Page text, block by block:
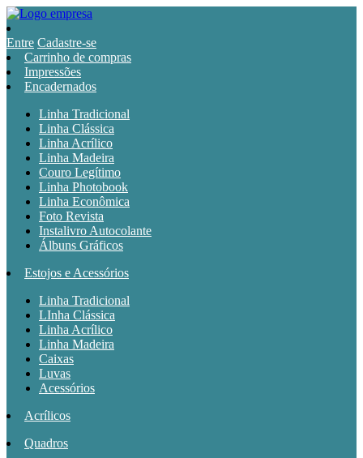
Entre Cadastre-se
Carrinho de compras
Impressões
Encadernados
Linha Tradicional
Linha Clássica
Linha Acrílico
Linha Madeira
Couro Legítimo
Linha Photobook
Linha Econômica
Foto Revista
Instalivro Autocolante
Álbuns Gráficos
Estojos e Acessórios
Linha Tradicional
LInha Clássica
Linha Acrílico
Linha Madeira
Caixas
Luvas
Acessórios
Acrílicos
Quadros